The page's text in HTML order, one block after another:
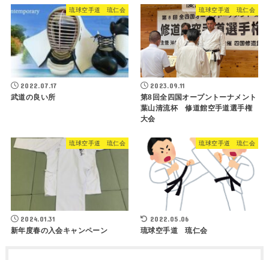
琉球空手道 琉仁会
2022.07.17
武道の良い所
琉球空手道 琉仁会
2023.09.11
第8回全四国オープントーナメント
葉山清流杯 修道館空手道選手権
大会
琉球空手道 琉仁会
2024.01.31
新年度春の入会キャンペーン
琉球空手道 琉仁会
2022.05.06
琉球空手道 琉仁会